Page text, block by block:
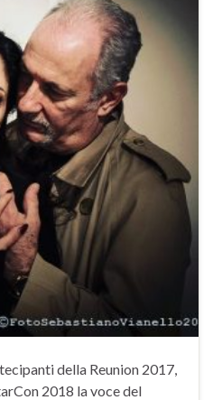
della Reunion 2017,
2018 la voce del